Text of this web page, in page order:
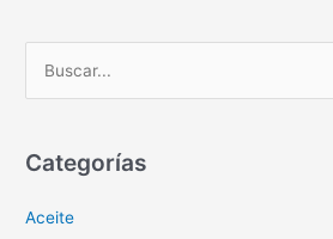
c
r
Categorías
Aceite